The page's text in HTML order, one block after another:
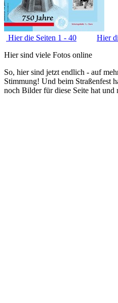
Hier die Seiten 1 - 40
Hier
Hier sind viele Fotos online
So, hier sind jetzt endlich - auf
Stimmung! Und beim Straßenfest
noch Bilder für diese Seite hat und